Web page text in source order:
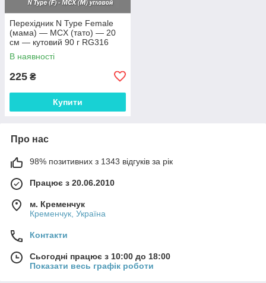
Перехідник N Type Female
(мама) — MCX (тато) — 20
см — кутовий 90 г RG316
пігтейл подовжувач RF
В наявності
225 ₴
Купити
Про нас
98% позитивних з 1343 відгуків за рік
Працює з 20.06.2010
м. Кременчук
Кременчук, Україна
Контакти
Сьогодні працює з 10:00 до 18:00
Показати весь графік роботи